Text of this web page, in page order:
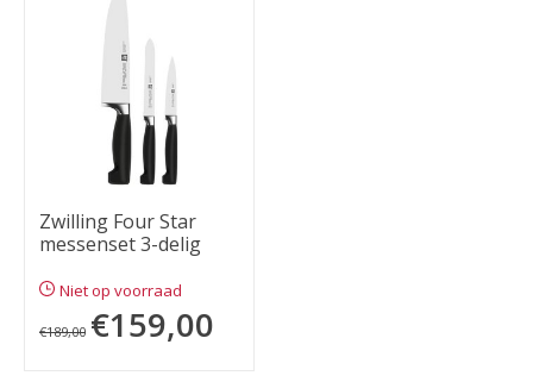
Zwilling Four Star
messenset 3-delig
Niet op voorraad
€189,00 €159,00